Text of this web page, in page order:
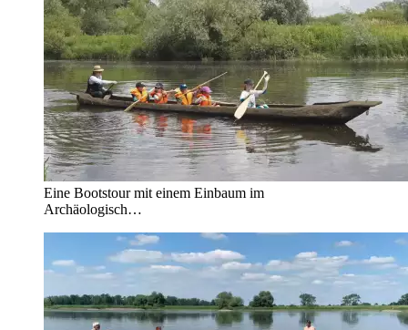
Eine Bootstour mit einem Einbaum im
Archäologisch…